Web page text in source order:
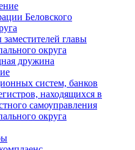
Беловского
главы
округа
дружина
систем, банков
находящихся в
самоуправления
округа